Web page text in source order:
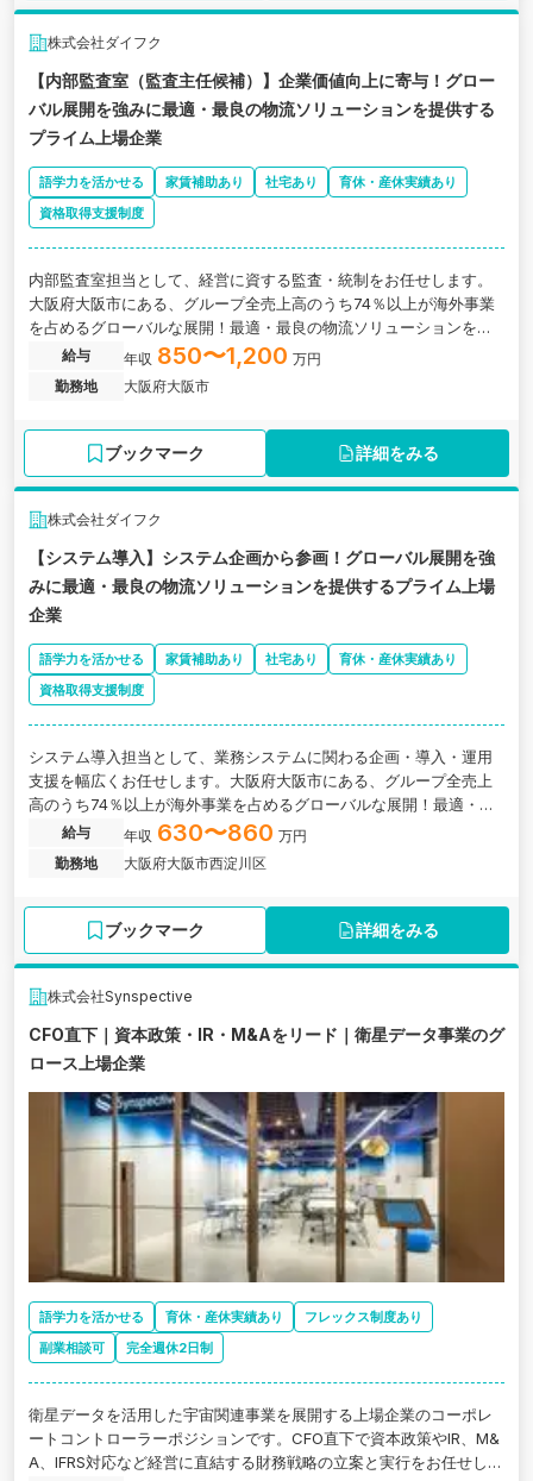
株式会社ダイフク
【内部監査室（監査主任候補）】企業価値向上に寄与！グロー
バル展開を強みに最適・最良の物流ソリューションを提供する
プライム上場企業
語学力を活かせる 家賃補助あり 社宅あり
育休・産休実績あり
資格取得支援制度
内部監査室担当として、経営に資する監査・統制をお任せします。
大阪府大阪市にある、グループ全売上高のうち74％以上が海外事業
を占めるグローバルな展開！最適・最良の物流ソリューションを提
供するプライム上場企業の求人です。
給与 年収 850〜1,200 万円
勤務地
大阪府大阪市
ブックマーク 詳細をみる
株式会社ダイフク
【システム導入】システム企画から参画！グローバル展開を強
みに最適・最良の物流ソリューションを提供するプライム上場
企業
語学力を活かせる 家賃補助あり 社宅あり
育休・産休実績あり
資格取得支援制度
システム導入担当として、業務システムに関わる企画・導入・運用
支援を幅広くお任せします。大阪府大阪市にある、グループ全売上
高のうち74％以上が海外事業を占めるグローバルな展開！最適・最
良の物流ソリューションを提供するプライム上場企業の求人です。
給与 年収 630〜860 万円
勤務地
大阪府大阪市西淀川区
ブックマーク 詳細をみる
株式会社Synspective
CFO直下｜資本政策・IR・M&Aをリード｜衛星データ事業のグ
ロース上場企業
語学力を活かせる 育休・産休実績あり
フレックス制度あり
副業相談可
完全週休2日制
衛星データを活用した宇宙関連事業を展開する上場企業のコーポレ
ートコントローラーポジションです。CFO直下で資本政策やIR、M&
A、IFRS対応など経営に直結する財務戦略の立案と実行をお任せしま